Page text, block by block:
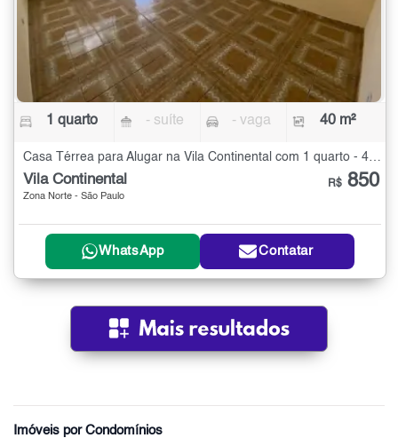
1 quarto - suíte - vaga 40 m²
Vila Continental
Zona Norte - São Paulo
R$ 850
WhatsApp Contatar
Imóveis por Condomínios